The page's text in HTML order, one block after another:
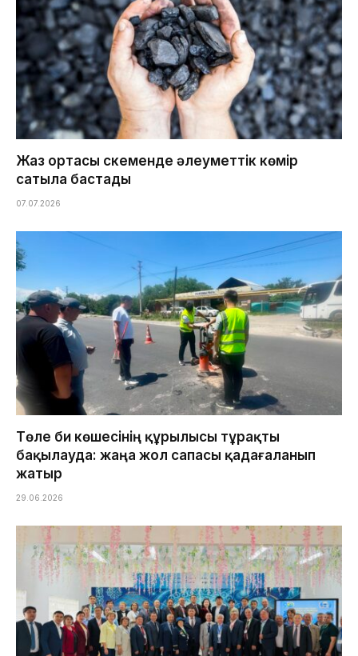
Жаз ортасы Өскеменде әлеуметтік көмір
сатыла бастады
07.07.2026
Төле би көшесінің құрылысы тұрақты
бақылауда: жаңа жол сапасы қадағаланып
жатыр
29.06.2026